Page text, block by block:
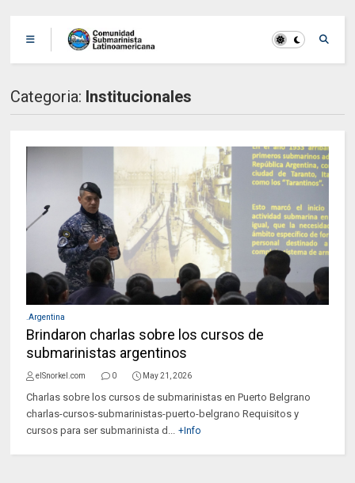
Categoria: Institucionales
.Argentina
Brindaron charlas sobre los cursos de
submarinistas argentinos
elSnorkel.com 0 May 21, 2026
Charlas sobre los cursos de submarinistas en Puerto Belgrano
charlas-cursos-submarinistas-puerto-belgrano Requisitos y
cursos para ser submarinista d... +Info